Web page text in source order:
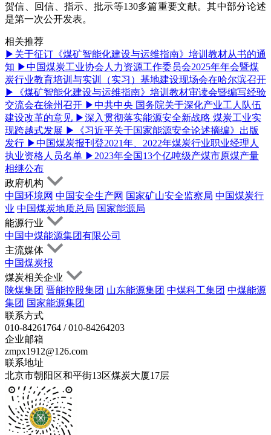
贺信、回信、指示、批示等130多篇重要文献。其中部分论述
是第一次公开发表。
相关推荐
▶ 关于征订《煤矿智能化建设与运维指南》培训教材从书的通
知 ▶中国煤炭工业协会人力资源工作委员会2025年年会暨煤
炭行业教育培训与实训（实习）基地建设现场会在哈尔滨召开
▶
《煤矿智能化建设与运维指南》培训教材审读会暨编写经验
交流会在徐州召开 ▶中共中央 国务院关于深化产业工人队伍
建设改革的意见 ▶深入贯彻落实能源安全新战略 煤炭工业实
现跨越式发展 ▶
《习近平关于国家能源安全论述摘编》出版
发行 ▶中国煤炭报刊登2021年、2022年煤炭行业职业经理人
执业资格人员名单 ▶ 2023年全国13个亿吨级产煤市原煤产量
相继公布
政府机构
中国环境网 中国安全生产网 国家矿山安全监察局 中国煤炭行
业 中国煤炭地质总局 国家能源局
能源行业
中国中煤能源集团有限公司
主流媒体
中国煤炭报
煤炭相关企业
陕煤集团 晋能控股集团 山东能源集团 中煤科工集团 中煤能源
集团 国家能源集团
联系方式
010-84261764 / 010-84264203
企业邮箱
zmpx1912@126.com
联系地址
北京市朝阳区和平街13区煤炭大厦17层